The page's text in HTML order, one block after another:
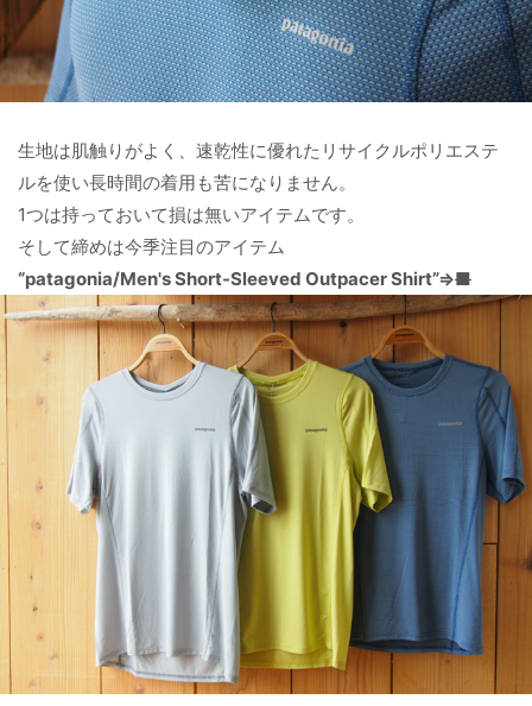
生地は肌触りがよく、速乾性に優れたリサイクルポリエステ
ルを使い長時間の着用も苦になりません。
1つは持っておいて損は無いアイテムです。
そして締めは今季注目のアイテム
“patagonia/Men's Short-Sleeved Outpacer Shirt”⇒■